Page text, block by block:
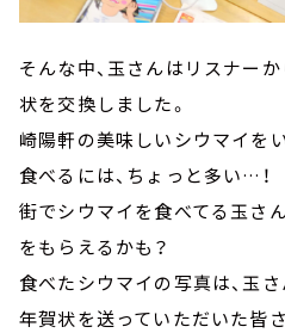
そんな中、玉さんはリスナー
状を交換しました。
崎陽軒の美味しいシウマイを
食べるには、ちょっと多い…！
街でシウマイを食べてる玉さ
をもらえるかも？
食べたシウマイの写真は、玉
年賀状を送っていただいた皆